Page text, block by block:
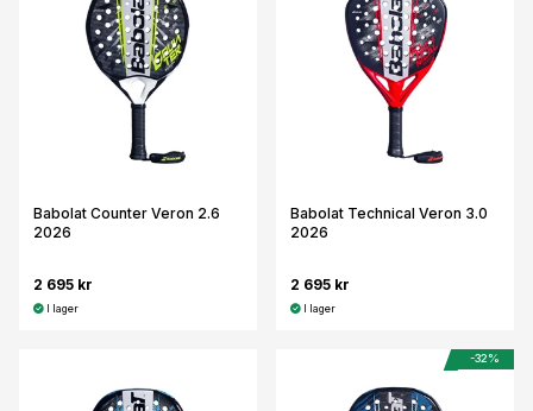
Babolat Counter Veron 2.6
2026
2 695 kr
I lager
Babolat Technical Veron 3.0
2026
2 695 kr
I lager
-32%